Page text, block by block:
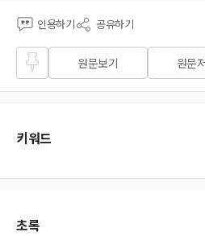
인용하기 공유하기
즐겨
찾기
원문보기 원문
키워드
초록